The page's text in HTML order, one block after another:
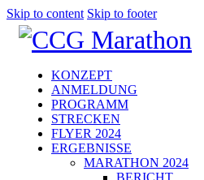
Skip to content Skip to footer
KONZEPT
ANMELDUNG
PROGRAMM
STRECKEN
FLYER 2024
ERGEBNISSE
MARATHON 2024
BERICHT